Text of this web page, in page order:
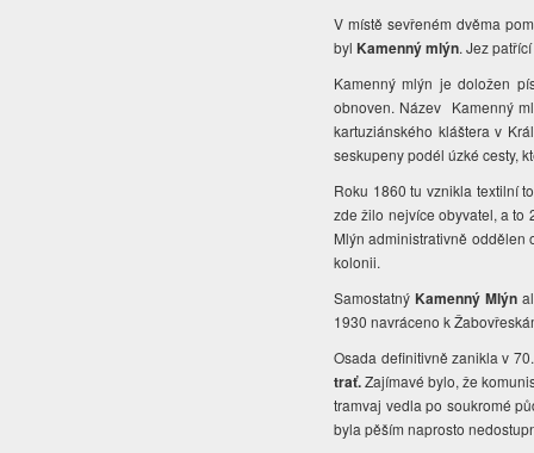
V místě sevřeném dvěma
byl Kamenný mlýn. Jez
Kamenný mlýn je doložen
obnoven. Název Kamenný
kartuziánského kláštera v
seskupeny podél úzké cesty,
Roku 1860 tu vznikla textilní
zde žilo nejvíce obyvatel, a to
Mlýn administrativně oddělen
kolonii.
Samostatný Kamenný Mlýn
1930 navráceno k
Osada definitivně zanikla v
trať.Zajímavé bylo, že
tramvaj vedla po soukromé
byla pěším naprosto